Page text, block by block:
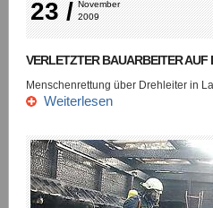
23 / November
2009
VERLETZTER BAUARBEITER AUF
Menschenrettung über Drehleiter in
Weiterlesen